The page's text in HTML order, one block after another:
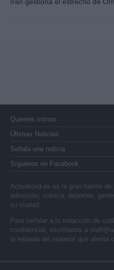
Quienes somos
Últimas Noticias
Señala una noticia
Síguenos en Facebook
Actualidad.es es la gran fuente de
televisión, crónica, deportes,
su ciudad.
Para señalar a la redacción de
confidencial, escríbanos a
la retirada del material que atenta